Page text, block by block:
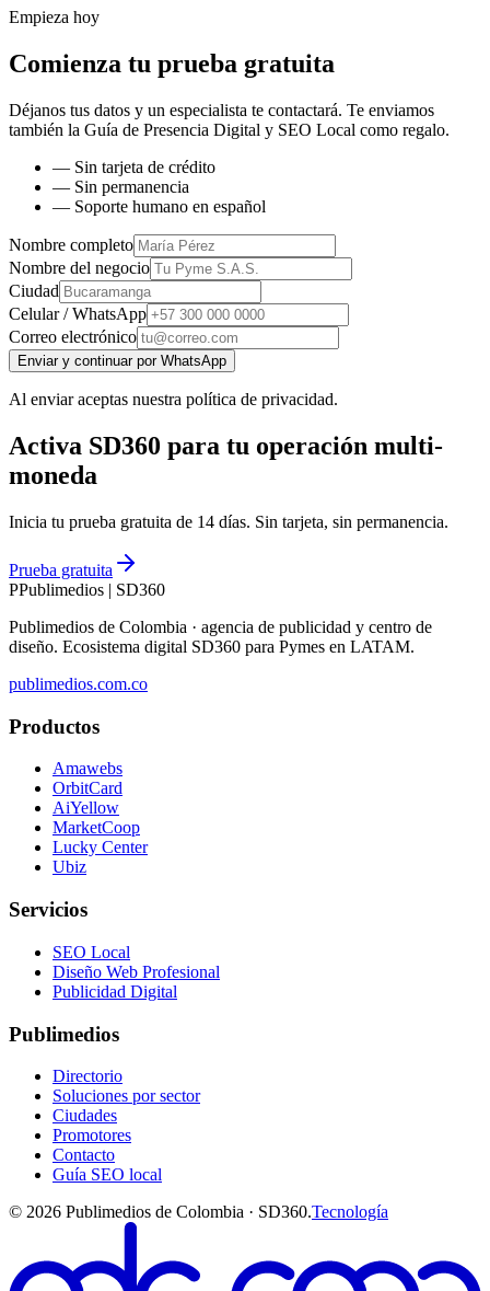
Empieza hoy
Comienza tu prueba gratuita
Déjanos tus datos y un especialista te contactará. Te enviamos
también la Guía de Presencia Digital y SEO Local como regalo.
— Sin tarjeta de crédito
— Sin permanencia
— Soporte humano en español
Nombre completo
Nombre del negocio
Ciudad
Celular / WhatsApp
Correo electrónico
Enviar y continuar por WhatsApp
Al enviar aceptas nuestra política de privacidad.
Activa SD360 para tu operación multi-
moneda
Inicia tu prueba gratuita de 14 días. Sin tarjeta, sin permanencia.
Prueba gratuita
PPublimedios | SD360
Publimedios de Colombia · agencia de publicidad y centro de
diseño. Ecosistema digital SD360 para Pymes en LATAM.
publimedios.com.co
Productos
Amawebs
OrbitCard
AiYellow
MarketCoop
Lucky Center
Ubiz
Servicios
SEO Local
Diseño Web Profesional
Publicidad Digital
Publimedios
Directorio
Soluciones por sector
Ciudades
Promotores
Contacto
Guía SEO local
© 2026 Publimedios de Colombia · SD360.Tecnología